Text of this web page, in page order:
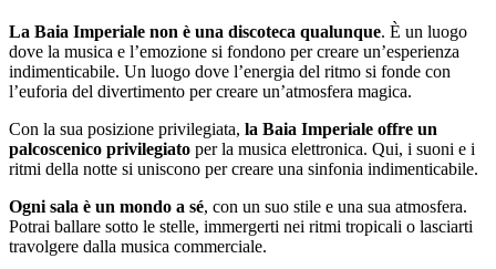
La Baia Imperiale non è una discoteca qualunque. È un luogo
dove la musica e l’emozione si fondono per creare un’esperienza
indimenticabile. Un luogo dove l’energia del ritmo si fonde con
l’euforia del divertimento per creare un’atmosfera magica.
Con la sua posizione privilegiata, la Baia Imperiale offre un
palcoscenico privilegiato per la musica elettronica. Qui, i suoni e i
ritmi della notte si uniscono per creare una sinfonia indimenticabile.
Ogni sala è un mondo a sé, con un suo stile e una sua atmosfera.
Potrai ballare sotto le stelle, immergerti nei ritmi tropicali o lasciarti
travolgere dalla musica commerciale.